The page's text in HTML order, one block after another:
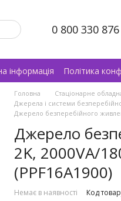
0 800 330 876
інформація Політика
Головна Стаціонарне
Джерела і системи
Джерело безперебійного
Джерело
2K, 2000VA/
(PPF16A1900)
Немає в наявності Код